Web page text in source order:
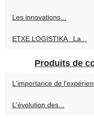
Les innovations...
ETXE LOGISTIKA : La...
Produits de
L'importance de
L'évolution des...